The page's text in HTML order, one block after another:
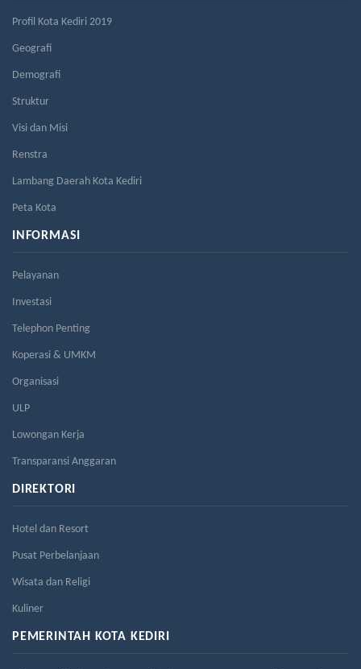
Profil Kota Kediri 2019
Geografi
Demografi
Struktur
Visi dan Misi
Renstra
Lambang Daerah Kota Kediri
Peta Kota
INFORMASI
Pelayanan
Investasi
Telephon Penting
Koperasi & UMKM
Organisasi
ULP
Lowongan Kerja
Transparansi Anggaran
DIREKTORI
Hotel dan Resort
Pusat Perbelanjaan
Wisata dan Religi
Kuliner
PEMERINTAH KOTA KEDIRI